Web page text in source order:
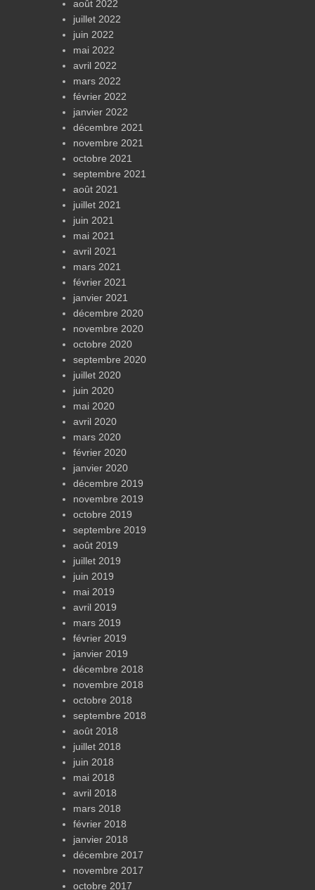
août 2022
juillet 2022
juin 2022
mai 2022
avril 2022
mars 2022
février 2022
janvier 2022
décembre 2021
novembre 2021
octobre 2021
septembre 2021
août 2021
juillet 2021
juin 2021
mai 2021
avril 2021
mars 2021
février 2021
janvier 2021
décembre 2020
novembre 2020
octobre 2020
septembre 2020
juillet 2020
juin 2020
mai 2020
avril 2020
mars 2020
février 2020
janvier 2020
décembre 2019
novembre 2019
octobre 2019
septembre 2019
août 2019
juillet 2019
juin 2019
mai 2019
avril 2019
mars 2019
février 2019
janvier 2019
décembre 2018
novembre 2018
octobre 2018
septembre 2018
août 2018
juillet 2018
juin 2018
mai 2018
avril 2018
mars 2018
février 2018
janvier 2018
décembre 2017
novembre 2017
octobre 2017